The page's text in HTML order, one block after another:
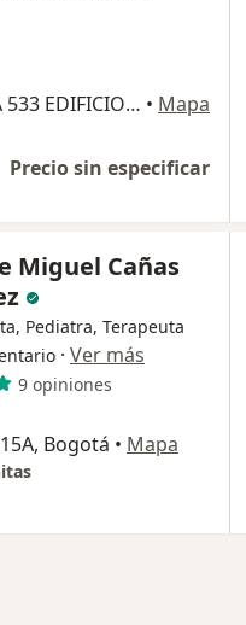
Cr 15 No 119 - 11 OFICINA 533 EDIFICIO ECOCENTRO BOGOTA, Bogotá • Mapa
Precio sin especificar
Miguel Cañas
Pediatra, Terapeuta
· Ver más
9 opiniones
Bogotá • Mapa